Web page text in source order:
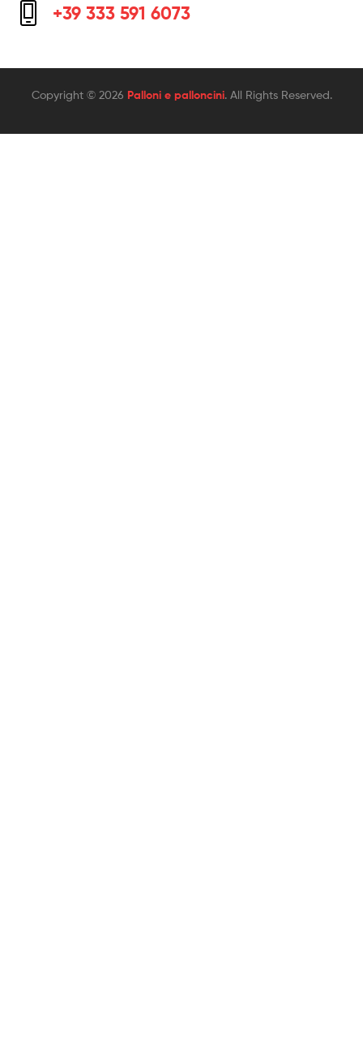
+39 333 591 6073
Copyright © 2026 Palloni e palloncini. All Rights Reserved.